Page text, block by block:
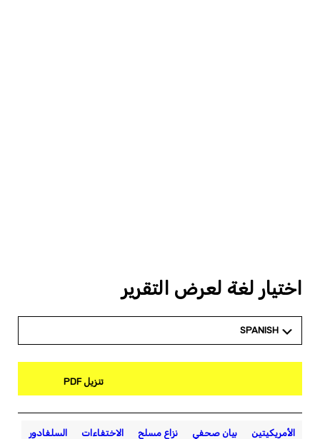
اختيار لغة لعرض التقرير
SPANISH
تنزيل PDF
الأمريكيتين بيان صحفي نزاع مسلح الاختفاءات السلفادور